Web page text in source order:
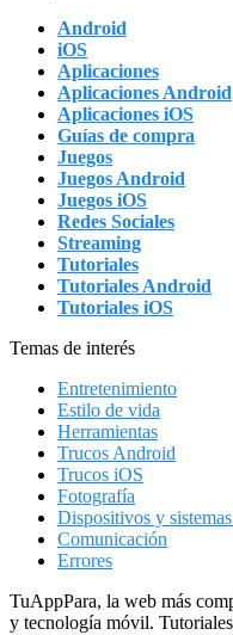
Android
iOS
Aplicaciones
Aplicaciones Android
Aplicaciones iOS
Guías de compra
Juegos
Juegos Android
Juegos iOS
Redes Sociales
Streaming
Tutoriales
Tutoriales Android
Tutoriales iOS
Temas de interés
Entretenimiento
Estilo de vida
Herramientas
Trucos Android
Trucos iOS
Fotografía
Dispositivos y
Comunicación
Errores
Footer
TuAppPara, la web más
y tecnología móvil.